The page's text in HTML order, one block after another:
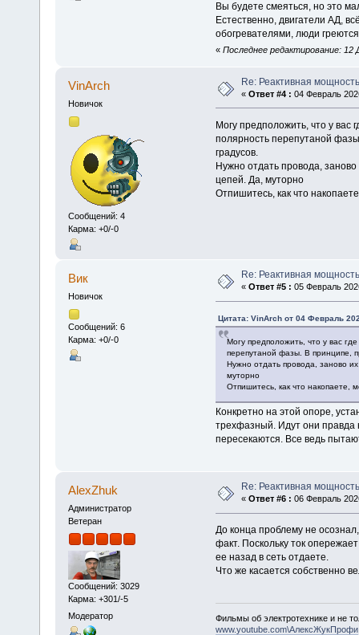
Вы будете смеяться, но это
Естественно, двигатели АД,
обогревателями, люди
« Последнее редактирование: 12
VinArch
Новичок
Сообщений: 4
Карма: +0/-0
Re: Реактивная
« Ответ #4 : 04 Февраль
Могу предположить, что у вас
полярность перепутаной
градусов.
Нужно отдать провода, заново
цепей. Да, муторно
Отпишитесь, как что
Вик
Новичок
Сообщений: 6
Карма: +0/-0
Re: Реактивная
« Ответ #5 : 05 Февраль
Цитата: VinArch от 04 Февраль
Могу предположить, что у вас
перепутаной фазы. В принципе,
Нужно отдать провода, заново
муторно
Отпишитесь, как что накопаете,
Конкретно на этой опоре,
трехфазный. Идут они правда
пересекаются. Все ведь
AlexZhuk
Администратор
Ветеран
Сообщений: 3029
Карма: +301/-5
Модератор
Re: Реактивная
« Ответ #6 : 06 Февраль
До конца проблему не
факт. Поскольку ток
ее назад в сеть отдаете.
Что же касается собственно
Фильмы об электротехнике и не
www.youtube.com\АлексЖукПрофи